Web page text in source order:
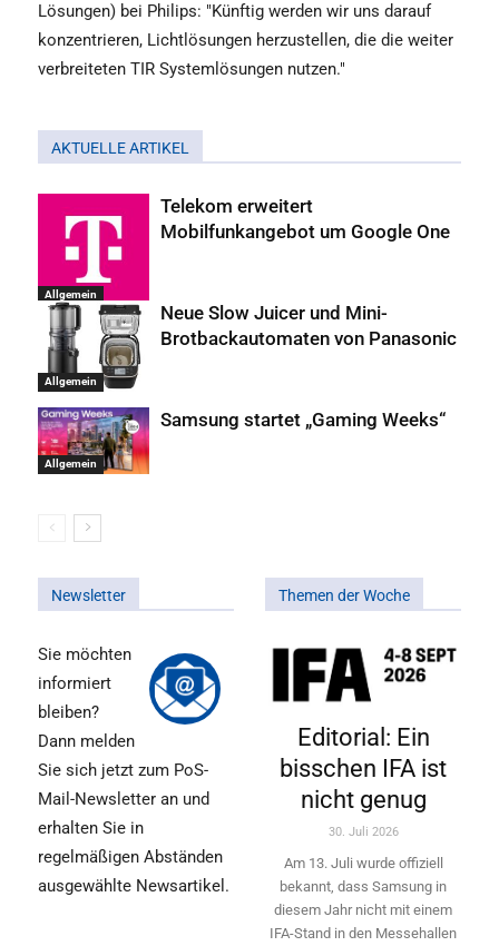
Lösungen) bei Philips: "Künftig werden wir uns darauf
konzentrieren, Lichtlösungen herzustellen, die die weiter
verbreiteten TIR Systemlösungen nutzen."
AKTUELLE ARTIKEL
Allgemein
Telekom erweitert
Mobilfunkangebot um Google One
Allgemein
Neue Slow Juicer und Mini-
Brotbackautomaten von Panasonic
Allgemein
Samsung startet „Gaming Weeks“
Newsletter
Sie möchten
informiert
bleiben?
Dann melden
Sie sich jetzt zum PoS-
Mail-Newsletter an und
erhalten Sie in
regelmäßigen Abständen
ausgewählte Newsartikel.
Themen der Woche
Editorial: Ein
bisschen IFA ist
nicht genug
30. Juli 2026
Am 13. Juli wurde offiziell
bekannt, dass Samsung in
diesem Jahr nicht mit einem
IFA-Stand in den Messehallen